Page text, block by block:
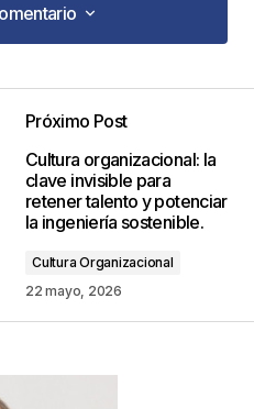
obligatorios están
Próximo Post
Cultura organizacional: la
clave invisible para
retener talento y potenciar
la ingeniería sostenible.
Cultura Organizacional
22 mayo, 2026